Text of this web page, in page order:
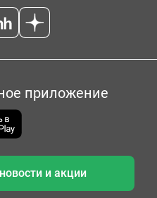
приложение
и акции